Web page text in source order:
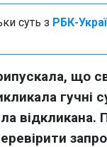
суть з РБК-
що
гучні
відкликана.